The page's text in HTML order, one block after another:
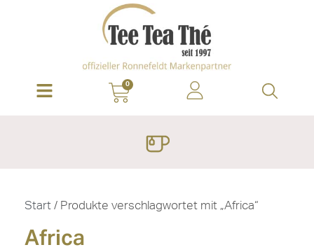
0
Start / Produkte verschlagwortet mit „Africa“
Africa